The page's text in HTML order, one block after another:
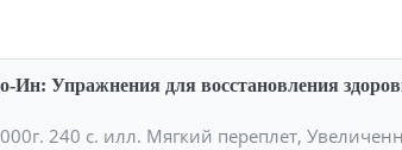
Ин: Упражнения для восстановления
240 с. илл. Мягкий переплет,